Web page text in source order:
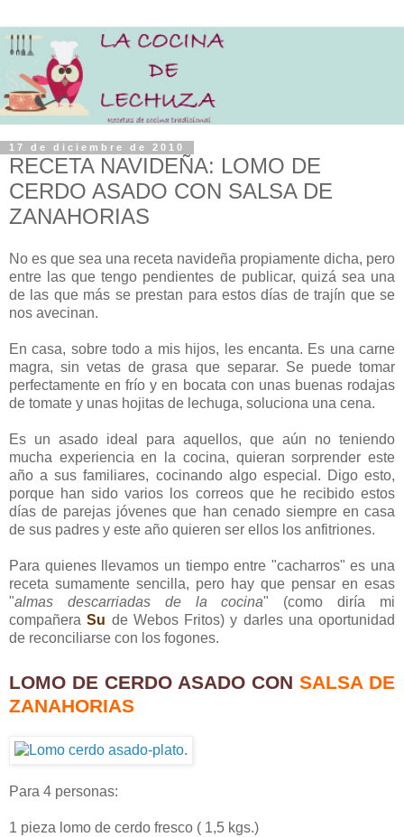
17 de diciembre de 2010
RECETA NAVIDEÑA: LOMO DE
CERDO ASADO CON SALSA DE
ZANAHORIAS
No es que sea una receta navideña propiamente dicha, pero
entre las que tengo pendientes de publicar, quizá sea una
de las que más se prestan para estos días de trajín que se
nos avecinan.
En casa, sobre todo a mis hijos, les encanta. Es una carne
magra, sin vetas de grasa que separar. Se puede tomar
perfectamente en frío y en bocata con unas buenas rodajas
de tomate y unas hojitas de lechuga, soluciona una cena.
Es un asado ideal para aquellos, que aún no teniendo
mucha experiencia en la cocina, quieran sorprender este
año a sus familiares, cocinando algo especial. Digo esto,
porque han sido varios los correos que he recibido estos
días de parejas jóvenes que han cenado siempre en casa
de sus padres y este año quieren ser ellos los anfitriones.
Para quienes llevamos un tiempo entre "cacharros" es una
receta sumamente sencilla, pero hay que pensar en esas
"almas descarriadas de la cocina" (como diría mi
compañeraSu de Webos Fritos) y darles una oportunidad
de reconciliarse con los fogones.
LOMO DE CERDO ASADO CON SALSA DE
ZANAHORIAS
Para 4 personas:
1 pieza lomo de cerdo fresco ( 1,5 kgs.)